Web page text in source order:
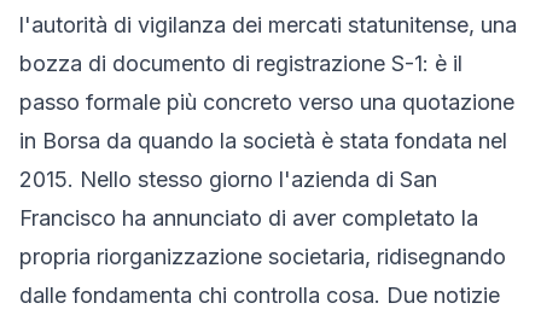
l'autorità di vigilanza dei mercati statunitense, una
bozza di documento di registrazione S-1: è il
passo formale più concreto verso una quotazione
in Borsa da quando la società è stata fondata nel
2015. Nello stesso giorno l'azienda di San
Francisco ha annunciato di aver completato la
propria riorganizzazione societaria, ridisegnando
dalle fondamenta chi controlla cosa. Due notizie